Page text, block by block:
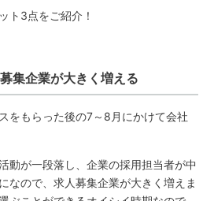
ト3点をご紹介！
集企業が大きく増える
をもらった後の7～8月にかけて会社
動が一段落し、企業の採用担当者が中
なので、求人募集企業が大きく増えま